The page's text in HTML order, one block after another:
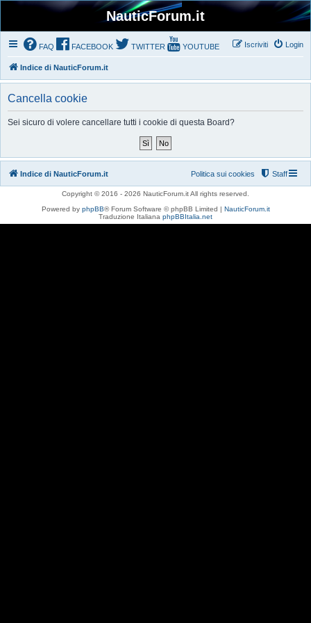
NauticForum.it
FAQ FACEBOOK TWITTER YOUTUBE Login
Iscriviti
Indice di NauticForum.it
Cancella cookie
Sei sicuro di volere cancellare tutti i cookie di questa Board?
Indice di NauticForum.it Staff
Politica sui cookies
Copyright © 2016 - 2026 NauticForum.it All rights reserved.
Powered by phpBB® Forum Software © phpBB Limited | NauticForum.it
Traduzione Italiana phpBBItalia.net